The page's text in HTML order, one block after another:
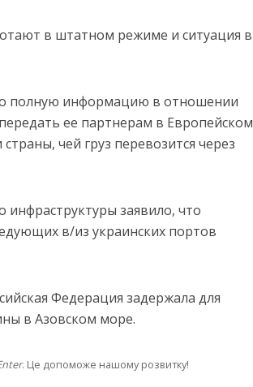
в штатном режиме и ситуация в
полную информацию в отношении
ее партнерам в Европейском
чей груз перевозится через
заявило, что
в/из украинских портов
Федерация задержала для
в Азовском море.
. Це допоможе нашому розвитку!